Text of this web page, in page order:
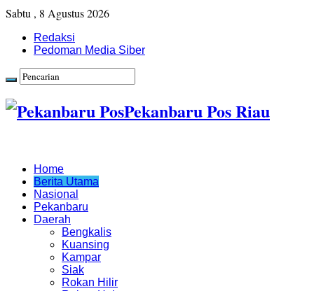
Sabtu , 8 Agustus 2026
Redaksi
Pedoman Media Siber
Pekanbaru Pos Riau
Home
Berita Utama
Nasional
Pekanbaru
Daerah
Bengkalis
Kuansing
Kampar
Siak
Rokan Hilir